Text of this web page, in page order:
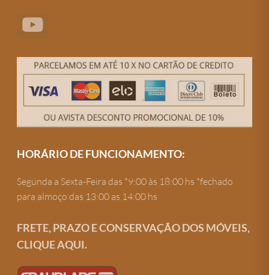
HORÁRIO DE FUNCIONAMENTO:
Segunda a Sexta-Feira das *9:00 às 18:00 hs *fechado
para almoço das 13:00 as 14:00 hs
FRETE, PRAZO E CONSERVAÇÃO DOS MÓVEIS,
CLIQUE AQUI.